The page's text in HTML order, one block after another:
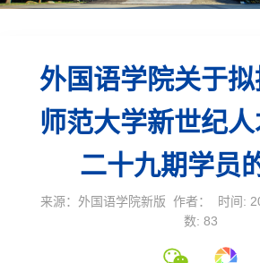
外国语学院关于
师范大学新世纪
二十九期学员
来源：外国语学院新版 作者： 时间:
数: 83